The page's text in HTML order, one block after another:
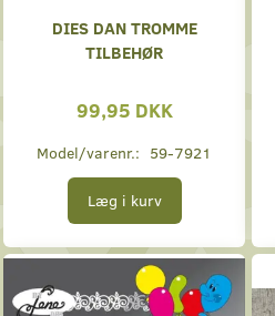
DIES DAN TROMME
TILBEHØR
99,95 DKK
Model/varenr.: 59-7921
Læg i kurv